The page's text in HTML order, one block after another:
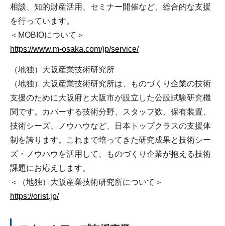
相談、知的財産活用、セミナー開催など、総合的な支援
を行っています。
＜MOBIOについて＞
https://www.m-osaka.com/jp/service/
（地独）大阪産業技術研究所
（地独）大阪産業技術研究所は、ものづくり企業の技術
支援のために大阪府と大阪市が設立した公設試験研究機
関です。カバーする技術分野、スタッフ数、保有装置、
技術シーズ、ノウハウなど、日本トップクラスの支援体
制を誇ります。これまで培ってきた研究成果と技術シー
ズ・ノウハウを活用して、ものづくり企業が抱える技術
課題にお応えします。
＜（地独）大阪産業技術研究所について＞
https://orist.jp/